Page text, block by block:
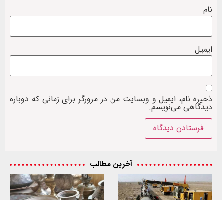
نام
ایمیل
ذخیره نام، ایمیل و وبسایت من در مرورگر برای زمانی که دوباره
دیدگاهی می‌نویسم.
آخرین مطالب